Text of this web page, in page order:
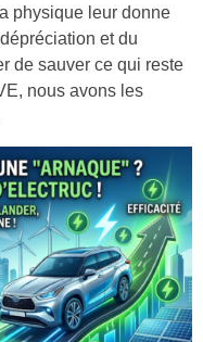
physique leur donne
et du
de sauver ce qui reste
nous avons les